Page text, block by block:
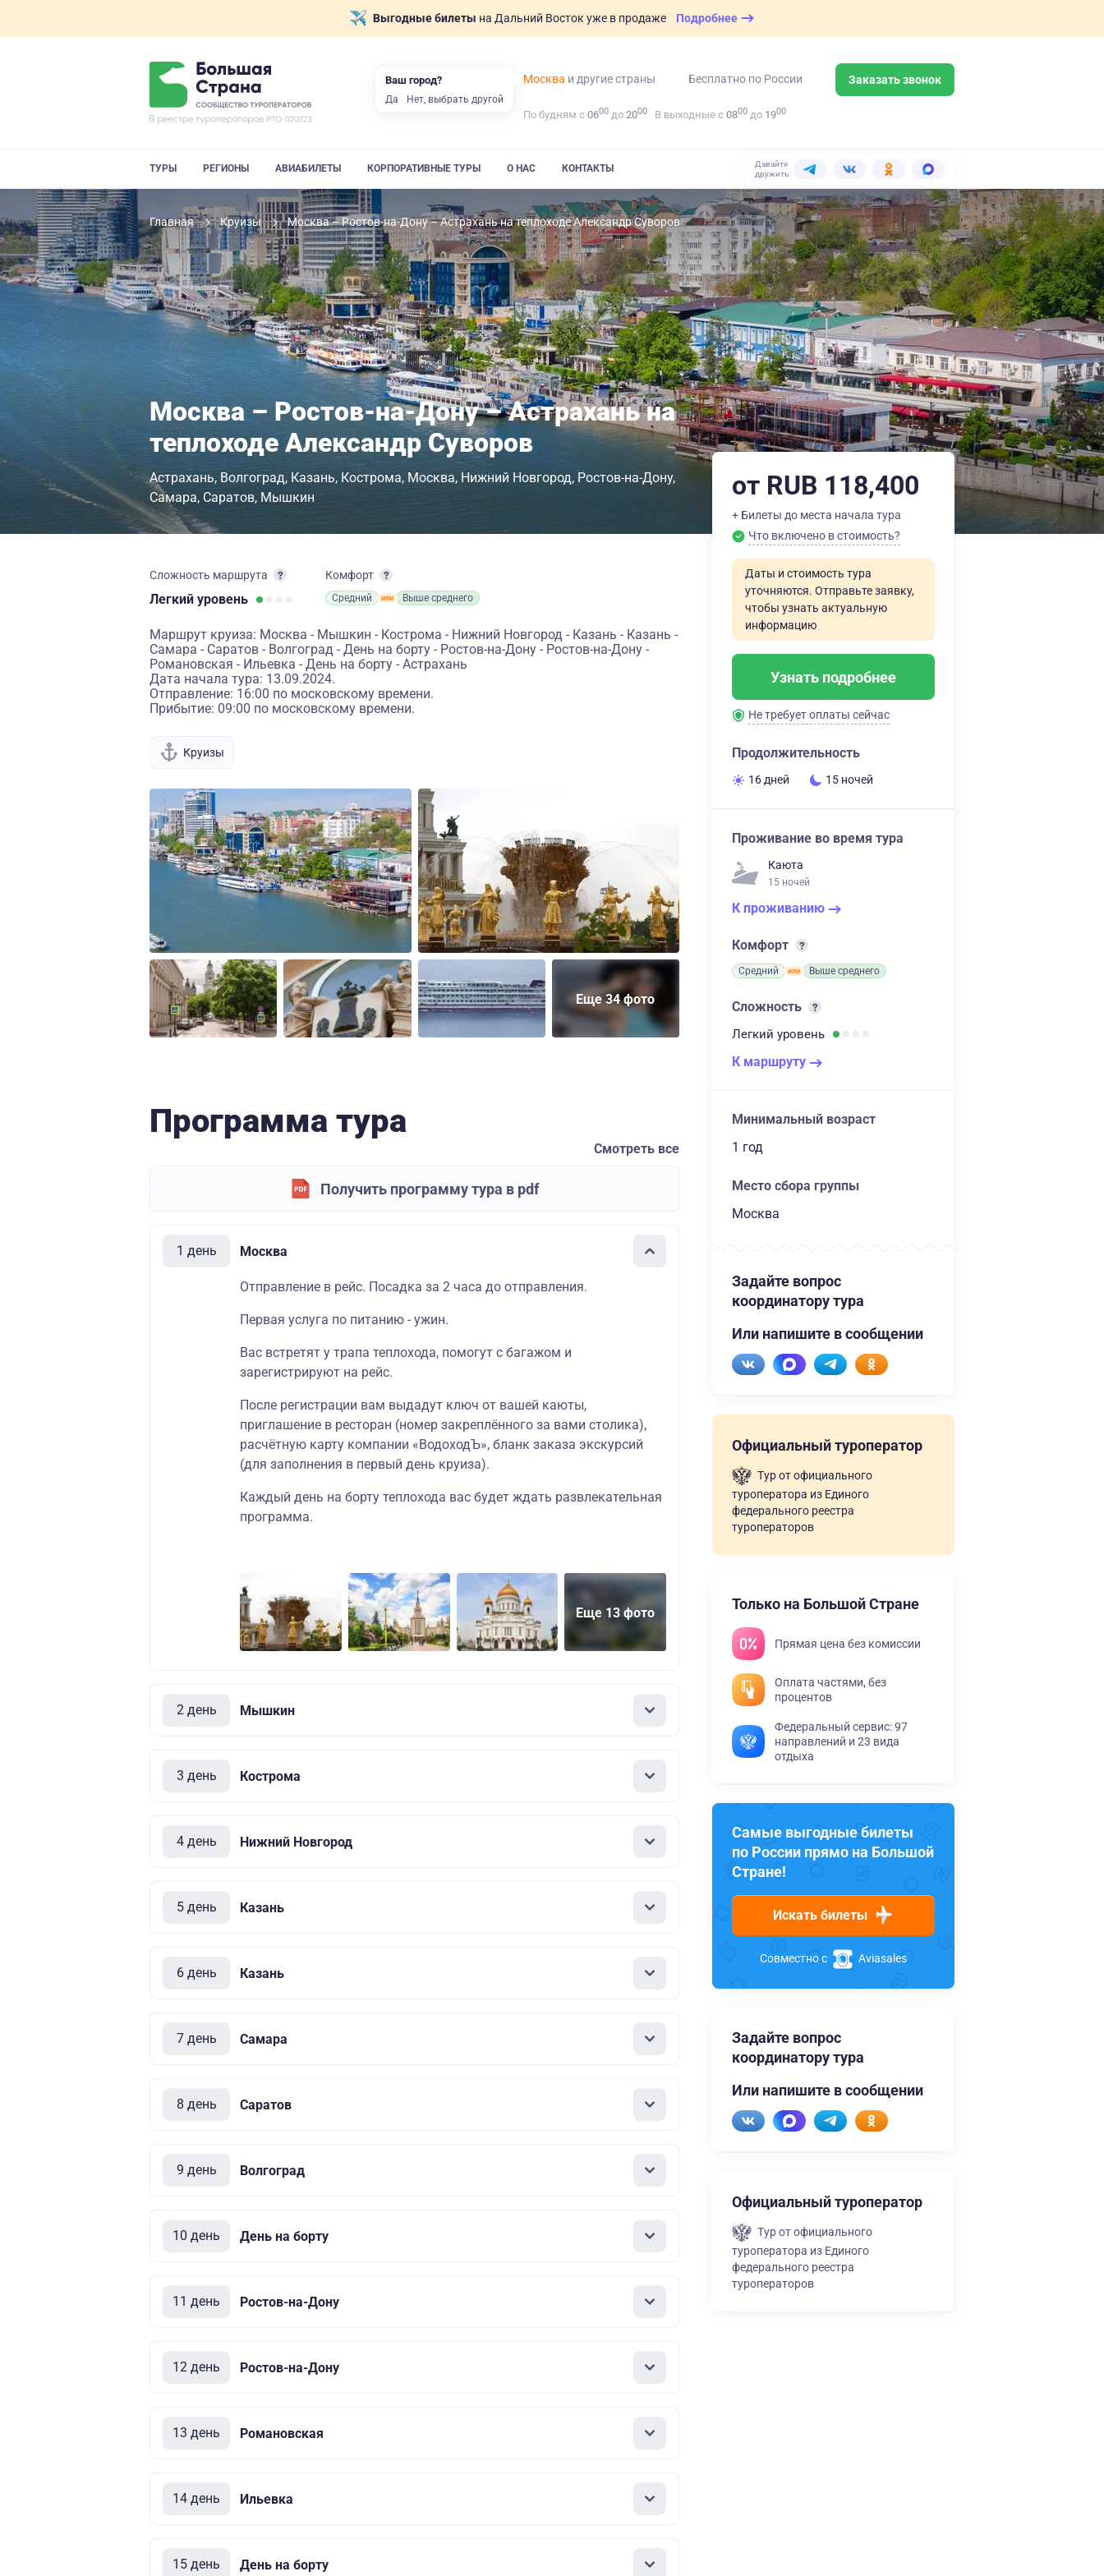
Выгодные билеты на Дальний Восток уже в продаже Подробнее
Москва и другие страны Бесплатно по России Заказать звонок
По будням с 0600 до 2000 В выходные с 0800 до 1900
ТУРЫ РЕГИОНЫ АВИАБИЛЕТЫ КОРПОРАТИВНЫЕ ТУРЫ О НАС КОНТАКТЫ
Давайте
дружить:
Главная Круизы Москва – Ростов-на-Дону – Астрахань на теплоходе Александр Суворов
Москва – Ростов-на-Дону – Астрахань на
теплоходе Александр Суворов
Астрахань Волгоград Казань Кострома Москва Нижний Новгород Ростов-на-Дону
Самара Саратов Мышкин
Сложность маршрута
Легкий уровень
Комфорт
Средний Выше среднего
Маршрут круиза: Москва - Мышкин - Кострома - Нижний Новгород - Казань - Казань -
Самара - Саратов - Волгоград - День на борту - Ростов-на-Дону - Ростов-на-Дону -
Романовская - Ильевка - День на борту - Астрахань
Дата начала тура: 13.09.2024.
Отправление: 16:00 по московскому времени.
Прибытие: 09:00 по московскому времени.
Круизы
Еще 34 фото
Программа тура
Смотреть все
Получить программу тура в pdf
1 день Москва
Отправление в рейс. Посадка за 2 часа до отправления.
Первая услуга по питанию - ужин.
Вас встретят у трапа теплохода, помогут с багажом и
зарегистрируют на рейс.
После регистрации вам выдадут ключ от вашей каюты,
приглашение в ресторан (номер закреплённого за вами столика),
расчётную карту компании «ВодоходЪ», бланк заказа экскурсий
(для заполнения в первый день круиза).
Каждый день на борту теплохода вас будет ждать развлекательная
программа.
Еще 13 фото
2 день Мышкин
3 день Кострома
4 день Нижний Новгород
5 день Казань
6 день Казань
7 день Самара
8 день Саратов
9 день Волгоград
10 день День на борту
11 день Ростов-на-Дону
12 день Ростов-на-Дону
13 день Романовская
14 день Ильевка
15 день День на борту
от RUB 118,400
+ Билеты до места начала тура
Что включено в стоимость?
Даты и стоимость тура
уточняются. Отправьте заявку,
чтобы узнать актуальную
информацию
Узнать подробнее
Не требует оплаты сейчас
Продолжительность
16 дней 15 ночей
Проживание во время тура
Каюта
15 ночей
К проживанию
Комфорт
Средний Выше среднего
Сложность
Легкий уровень
К маршруту
Минимальный возраст
1 год
Место сбора группы
Москва
Задайте вопрос
координатору тура
Или напишите в сообщении
Официальный туроператор
Тур от официального
туроператора из Единого
федерального реестра
туроператоров
Только на Большой Стране
Прямая цена без комиссии
Оплата частями, без
процентов
Федеральный сервис: 97
направлений и 23 вида
отдыха
Самые выгодные билеты
по России прямо на Большой
Стране!
Искать билеты
Совместно с Aviasales
Задайте вопрос
координатору тура
Или напишите в сообщении
Официальный туроператор
Тур от официального
туроператора из Единого
федерального реестра
туроператоров
Ваш город?
Да Нет, выбрать другой